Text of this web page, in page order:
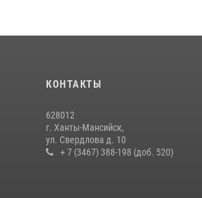
КОНТАКТЫ
628012
г. Ханты-Мансийск,
ул. Свердлова д. 10
+ 7 (3467) 388-198 (доб. 520)